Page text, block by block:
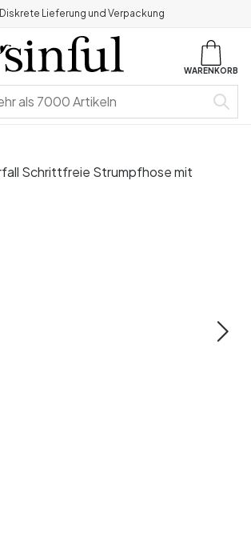
Diskrete Lieferung und Verpackung
WARENKORB